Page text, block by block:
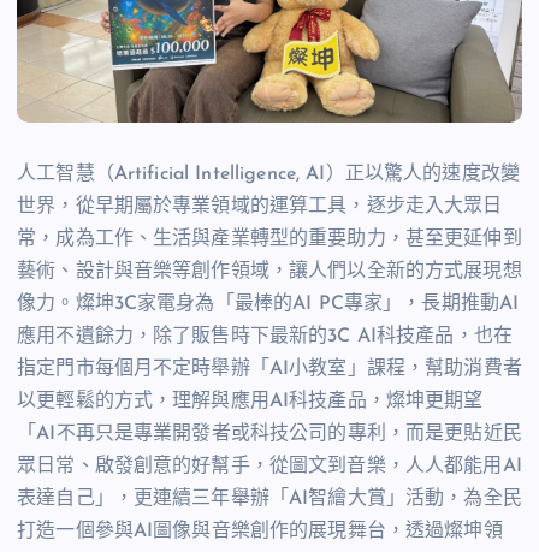
人工智慧（Artificial Intelligence, AI）正以驚人的速度改變
世界，從早期屬於專業領域的運算工具，逐步走入大眾日
常，成為工作、生活與產業轉型的重要助力，甚至更延伸到
藝術、設計與音樂等創作領域，讓人們以全新的方式展現想
像力。燦坤3C家電身為「最棒的AI PC專家」，長期推動AI
應用不遺餘力，除了販售時下最新的3C AI科技產品，也在
指定門市每個月不定時舉辦「AI小教室」課程，幫助消費者
以更輕鬆的方式，理解與應用AI科技產品，燦坤更期望
「AI不再只是專業開發者或科技公司的專利，而是更貼近民
眾日常、啟發創意的好幫手，從圖文到音樂，人人都能用AI
表達自己」，更連續三年舉辦「AI智繪大賞」活動，為全民
打造一個參與AI圖像與音樂創作的展現舞台，透過燦坤領